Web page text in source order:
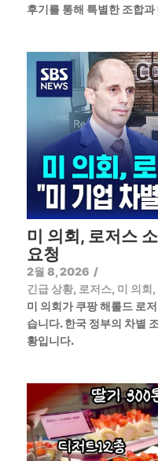
후기를 통해 특별한 조합
미 의회, 로저스
요청
2월 8, 2026 /
긴급 상황, 로저스, 미 의회,
미 의회가 쿠팡 해롤드 로
습니다. 한국 정부의 차별
황입니다.